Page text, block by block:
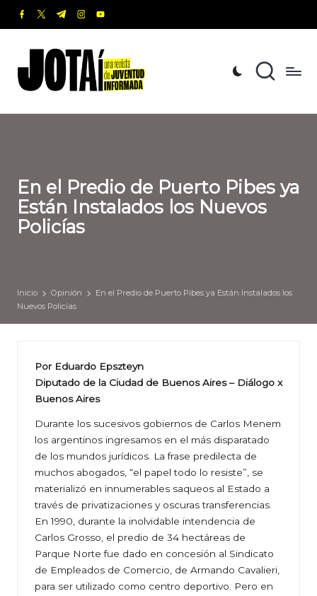
Saltar
contenido
facebook.com
twitter.com
t.me instagram.com
youtube.com
o
t
revista
de
Informada
En el Predio de Puerto Pibes ya
Están Instalados los Nuevos
Policías
Inicio Opinión
En el Predio de Puerto Pibes ya Están Instalados los
Nuevos Policías
Por Eduardo Epszteyn
Diputado de la Ciudad de Buenos Aires – Diálogo x
Buenos Aires
Durante los sucesivos gobiernos de Carlos Menem
los argentinos ingresamos en el más disparatado
de los mundos jurídicos. La frase predilecta de
muchos abogados, “el papel todo lo resiste”, se
materializó en innumerables saqueos al Estado a
través de privatizaciones y oscuras transferencias.
En 1990, durante la inolvidable intendencia de
Carlos Grosso, el predio de 34 hectáreas de
Parque Norte fue dado en concesión al Sindicato
de Empleados de Comercio, de Armando Cavalieri,
para ser utilizado como centro deportivo. Pero en